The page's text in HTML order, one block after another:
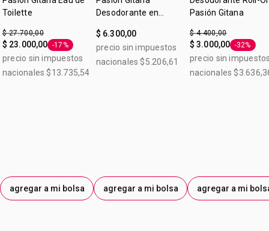
Toilette
$ 27.700,00
$ 23.000,00 Etiqueta -17%
-17%
precio sin impuestos
nacionales $13.735,54
agregar a mi bolsa
Desodorante en
$ 6.300,00
precio sin impuestos
nacionales $5.206,61
agregar a mi bolsa
Pasión Gitana
$ 4.400,00
$ 3.000,00 Etiqueta -
-32%
precio sin
nacionales
agregar a mi